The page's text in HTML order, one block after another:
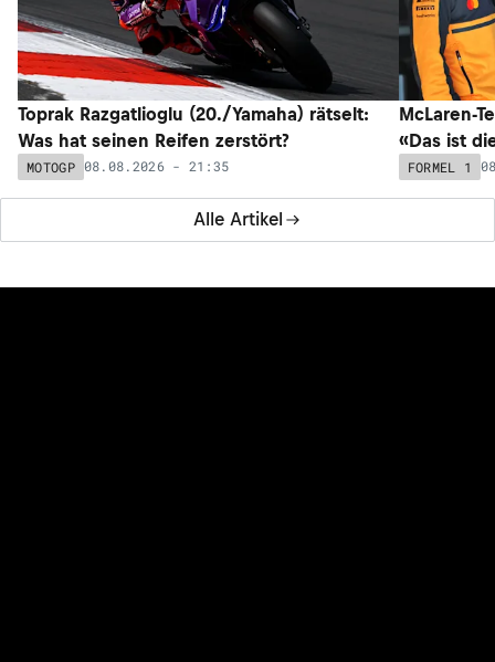
Alle Artikel
Toprak Razgatlioglu (20./Yamaha) rätselt:
Was hat seinen Reifen zerstört?
MOTOGP 08.08.2026 - 21:35
McLaren-
«Das ist
FORMEL 1